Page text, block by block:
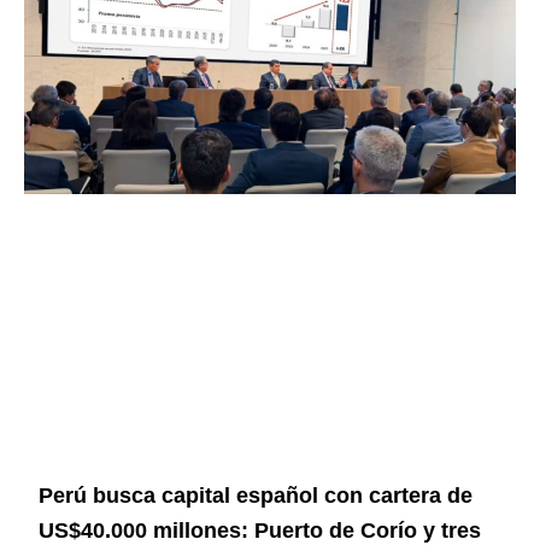
Perú busca capital español con cartera de
US$40.000 millones: Puerto de Corío y tres